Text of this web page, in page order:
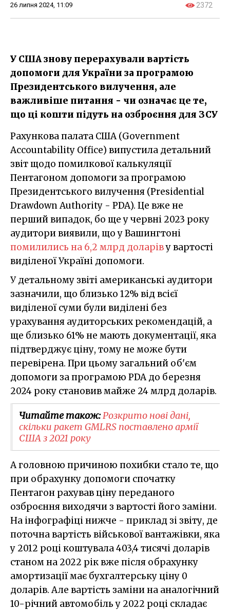
26 липня 2024, 11:09 2372
У США знову перерахували вартість
допомоги для України за програмою
Президентського вилучення, але
важливіше питання - чи означає це те,
що ці кошти підуть на озброєння для ЗСУ
Рахункова палата США (Government
Accountability Office) випустила детальний
звіт щодо помилкової калькуляції
Пентагоном допомоги за програмою
Президентського вилучення (Presidential
Drawdown Authority - PDA). Це вже не
перший випадок, бо ще у червні 2023 року
аудитори виявили, що у Вашингтоні
помилились на 6,2 млрд доларіву вартості
виділеної Україні допомоги.
У детальному звіті американські аудитори
зазначили, що близько 12% від всієї
виділеної суми були виділені без
урахування аудиторських рекомендацій, а
ще близько 61% не мають документації, яка
підтверджує ціну, тому не може бути
перевірена. При цьому загальний об'єм
допомоги за програмою PDA до березня
2024 року становив майже 24 млрд доларів.
Читайте також:Розкрито нові дані,
скільки ракет GMLRS поставлено армії
США з 2021 року
А головною причиною похибки стало те, що
при обрахунку допомоги спочатку
Пентагон рахував ціну переданого
озброєння виходячи з вартості його заміни.
На інфографіці нижче - приклад зі звіту, де
поточна вартість військової вантажівки, яка
у 2012 році коштувала 403,4 тисячі доларів
станом на 2022 рік вже після обрахунку
амортизації має бухгалтерську ціну 0
доларів. Але вартість заміни на аналогічний
10-річний автомобіль у 2022 році складає